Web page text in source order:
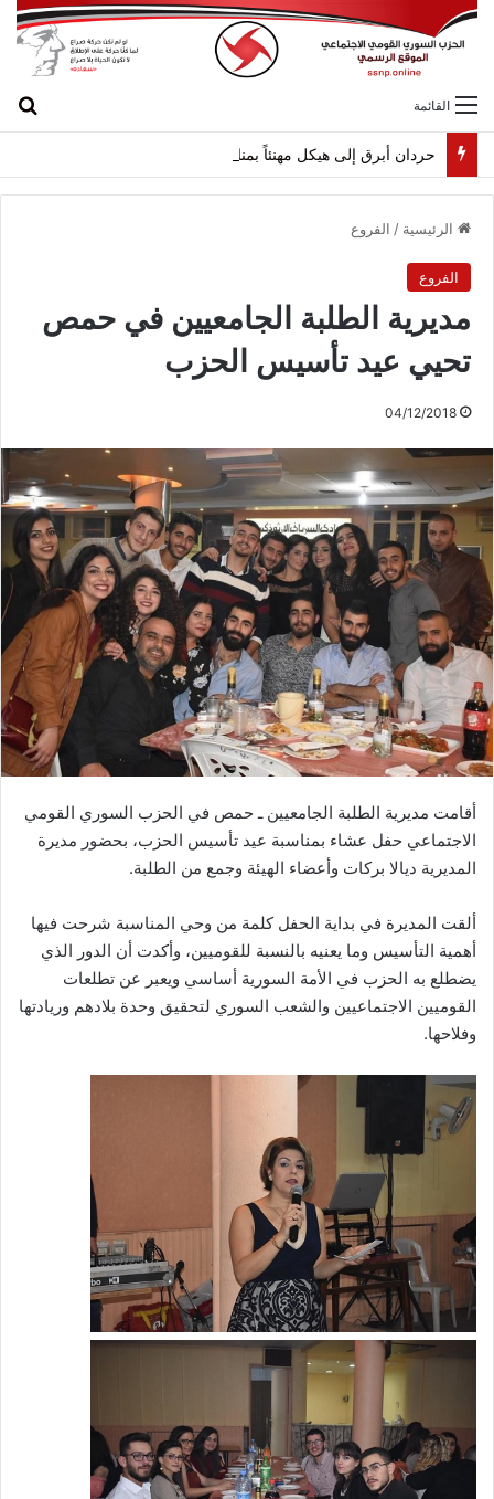
القائمة
حردان أبرق إلى هيكل مهنئاً بمناسبة عيد الجيش
الرئيسية / الفروع
الفروع
مديرية الطلبة الجامعيين في حمص
تحيي عيد تأسيس الحزب
04/12/2018
أقامت مديرية الطلبة الجامعيين ـ حمص في الحزب السوري القومي
الاجتماعي حفل عشاء بمناسبة عيد تأسيس الحزب، بحضور مديرة
المديرية ديالا بركات وأعضاء الهيئة وجمع من الطلبة.
ألقت المديرة في بداية الحفل كلمة من وحي المناسبة شرحت فيها
أهمية التأسيس وما يعنيه بالنسبة للقوميين، وأكدت أن الدور الذي
يضطلع به الحزب في الأمة السورية أساسي ويعبر عن تطلعات
القوميين الاجتماعيين والشعب السوري لتحقيق وحدة بلادهم وريادتها
وفلاحها.